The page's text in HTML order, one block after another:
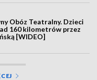
Obóz Teatralny. Dzieci
160 kilometrów przez
[WIDEO]